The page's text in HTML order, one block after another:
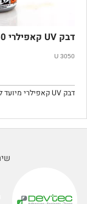
דבק UV קאפילרי U 3050
U 3050